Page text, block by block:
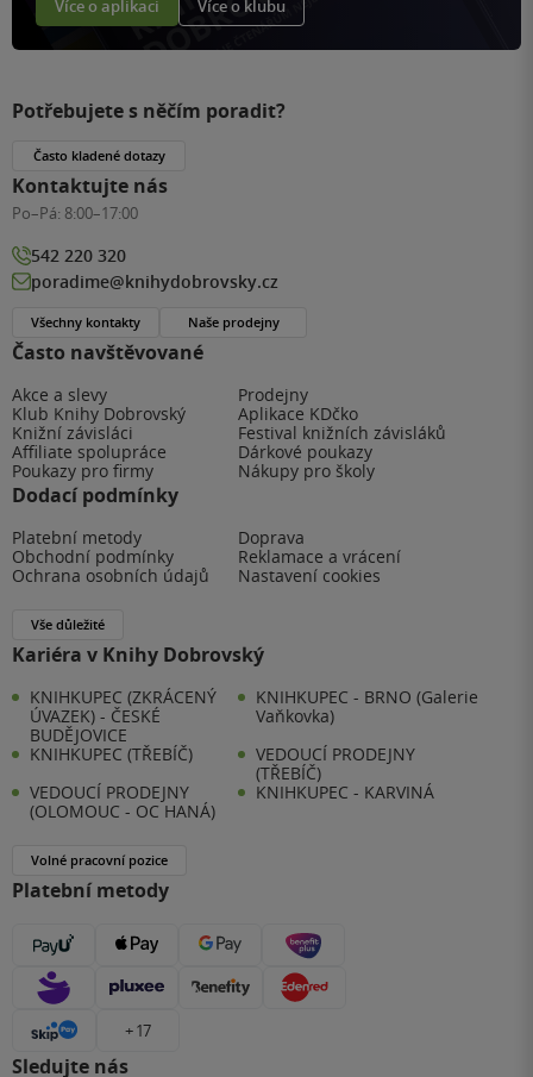
Více o aplikaci Více o klubu
Často navštěvované
Akce a slevy
Prodejny
Klub Knihy Dobrovský
Aplikace KDčko
Knižní závisláci
Festival knižních závisláků
Affiliate spolupráce
Dárkové poukazy
Poukazy pro firmy
Nákupy pro školy
Dodací podmínky
Platební metody
Doprava
Obchodní podmínky
Reklamace a vrácení
Ochrana osobních údajů
Nastavení cookies
Vše důležité
Kariéra v Knihy Dobrovský
KNIHKUPEC (ZKRÁCENÝ
ÚVAZEK) - ČESKÉ
BUDĚJOVICE
KNIHKUPEC - BRNO (Galerie
Vaňkovka)
KNIHKUPEC (TŘEBÍČ)
VEDOUCÍ PRODEJNY
(TŘEBÍČ)
VEDOUCÍ PRODEJNY
(OLOMOUC - OC HANÁ)
KNIHKUPEC - KARVINÁ
Volné pracovní pozice
Platební metody
+ 17
Sledujte nás
Potřebujete s něčím poradit?
Často kladené dotazy
Kontaktujte nás
Po–Pá: 8:00–17:00
542 220 320
poradime@knihydobrovsky.cz
Všechny kontakty Naše prodejny